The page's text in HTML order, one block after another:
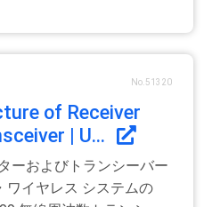
No.51320
of Receiver
| U...
ーおよびトランシーバー
ワイヤレス システムの